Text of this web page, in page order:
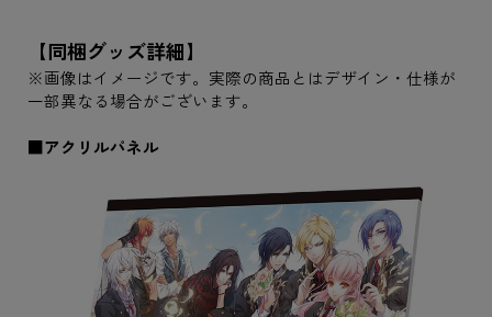
【同梱グッズ詳細】
※画像はイメージです。実際の商品とはデザイン・仕様が
一部異なる場合がございます。
■アクリルパネル